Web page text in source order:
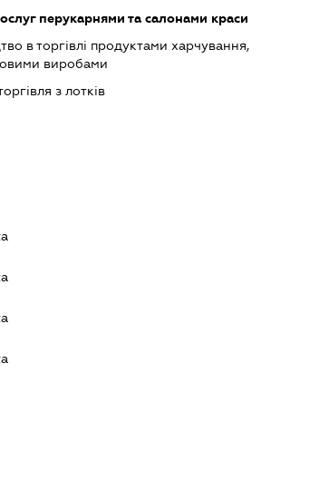
перукарнями та салонами краси
в торгівлі продуктами харчування,
виробами
з лотків